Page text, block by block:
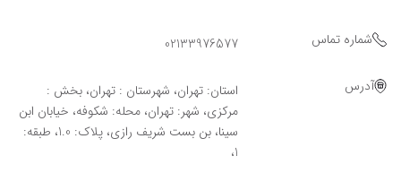
شماره تماس 02133976577
آدرس
استان: تهران، شهرستان : تهران، بخش :
مرکزی، شهر: تهران، محله: شکوفه، خیابان ابن
سینا، بن بست شریف رازی، پلاک: 1.0، طبقه:
1،